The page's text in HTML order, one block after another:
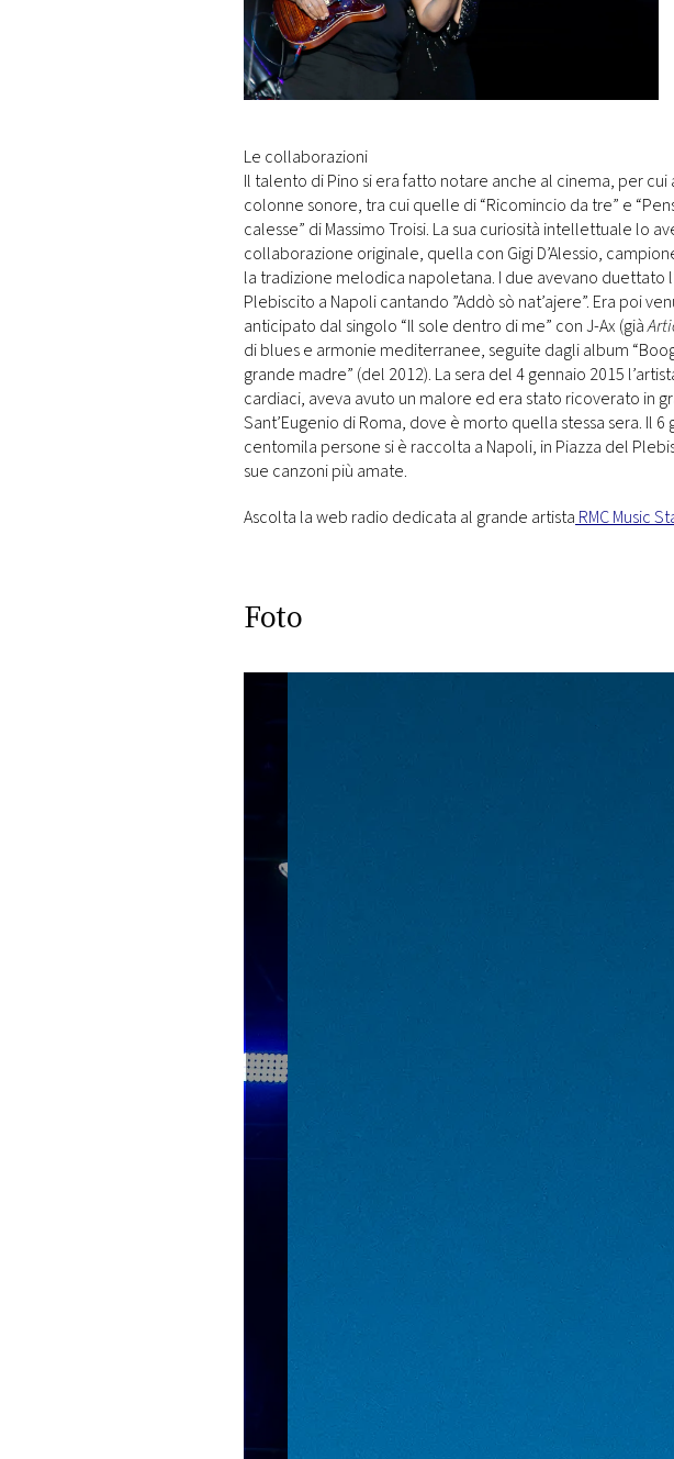
Le collaborazioni
Il talento di Pino si era fatto notare anche al cinema, per
colonne sonore, tra cui quelle di “Ricomincio da tre” e
calesse” di Massimo Troisi. La sua curiosità intellettuale lo
collaborazione originale, quella con Gigi D’Alessio,
la tradizione melodica napoletana. I due avevano duettato
Plebiscito a Napoli cantando ”Addò sò nat’ajere”. Era poi
anticipato dal singolo “Il sole dentro di me” con J-Ax (già
di blues e armonie mediterranee, seguite dagli album
grande madre” (del 2012). La sera del 4 gennaio 2015
cardiaci, aveva avuto un malore ed era stato ricoverato in
Sant’Eugenio di Roma, dove è morto quella stessa sera. Il
centomila persone si è raccolta a Napoli, in Piazza del
sue canzoni più amate.
Ascolta la web radio dedicata al grande artista RMC Music
Foto